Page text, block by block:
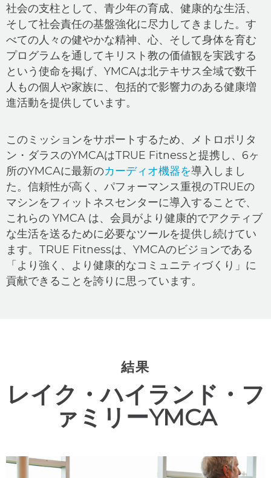
社会の支柱として、青少年の育成、健康的な生活、
そして社会責任の基盤強化に尽力してきました。す
べての人々の健やかな精神、心、そして身体を育む
プログラムを通してキリスト教の価値観を実践する
という使命を掲げ、YMCAは北テキサス全域で数千
人もの個人や家族に、包括的で影響力のある健康増
進活動を提供しています。
このミッションをサポートするため、メトロポリタ
ン・ダラスのYMCAはTRUE Fitnessと提携し、6ヶ
所のYMCAに最新のカーディオ機器を導入しまし
た。信頼性が高く、パフォーマンス重視のTRUEの
マシンをフィットネスセンターに導入することで、
これらの YMCA は、会員がより健康的でアクティブ
な生活を送るために必要なツールを提供し続けてい
ます。TRUE Fitnessは、YMCAのビジョンである
「より強く、より健康的なコミュニティづくり」に
貢献できることを誇りに思っています。
結果
レイク・ハイランド・フ
ァミリーYMCA